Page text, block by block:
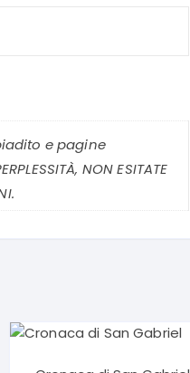
e pagine
NON ESITATE